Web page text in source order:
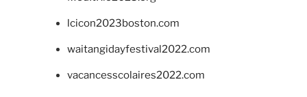
lcicon2023boston.com
waitangidayfestival2022.com
vacancesscolaires2022.com